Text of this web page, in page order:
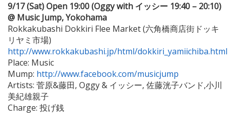
9/17 (Sat) Open 19:00 (Oggy with イッシー 19:40 – 20:10)
@ Music Jump, Yokohama
Rokkakubashi Dokkiri Flee Market (六角橋商店街ドッキ
リヤミ市場)
http://www.rokkakubashi.jp/html/dokkiri_yamiichiba.html
Place: Music
Mump: http://www.facebook.com/musicjump
Artists: 菅原&藤田, Oggy & イッシー, 佐藤洸子バンド,小川
美紀雄親子
Charge: 投げ銭